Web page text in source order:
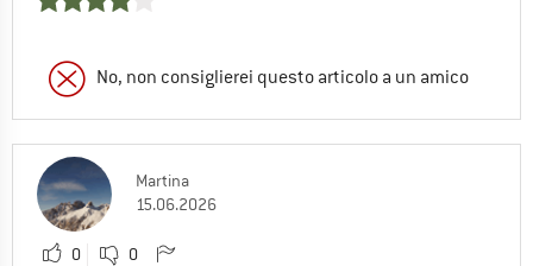
No, non consiglierei questo articolo a un amico
Martina
15.06.2026
0 0